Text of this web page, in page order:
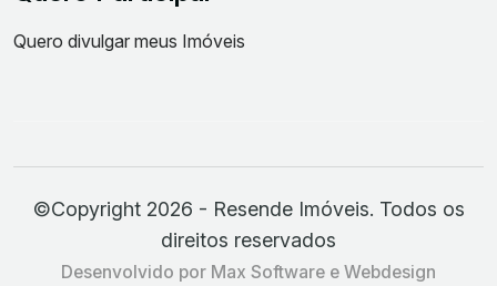
Quero divulgar meus Imóveis
©Copyright 2026 - Resende Imóveis. Todos os
direitos reservados
Desenvolvido por Max Software e Webdesign